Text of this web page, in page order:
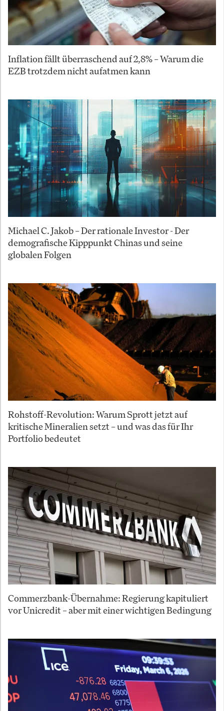
Inflation fällt überraschend auf 2,8% – Warum die
EZB trotzdem nicht aufatmen kann
Michael C. Jakob – Der rationale Investor - Der
demografische Kipppunkt Chinas und seine
globalen Folgen
Rohstoff-Revolution: Warum Sprott jetzt auf
kritische Mineralien setzt – und was das für Ihr
Portfolio bedeutet
Commerzbank-Übernahme: Regierung kapituliert
vor Unicredit – aber mit einer wichtigen Bedingung